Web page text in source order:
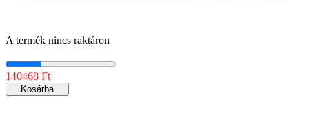
A termék nincs raktáron
140468 Ft
Kosárba